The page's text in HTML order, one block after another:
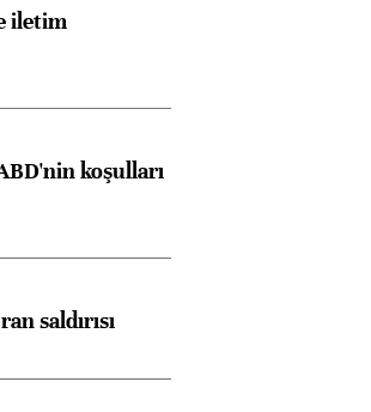
iletim
koşulları
saldırısı